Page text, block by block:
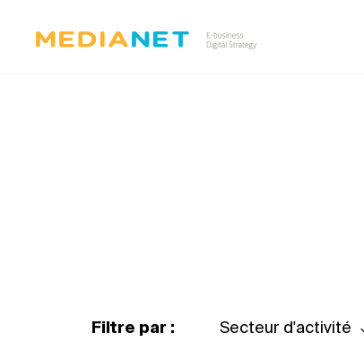
Filtre par : Secteur d'activité